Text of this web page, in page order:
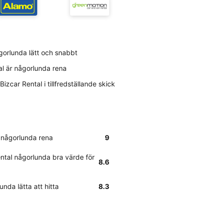
lätt och snabbt
är någorlunda rena
Rental i tillfredställande skick
rena 9
någorlunda bra värde för
8.6
lätta att hitta 8.3